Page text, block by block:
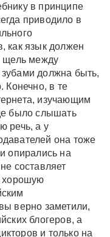
в принципе
приводило в
как язык должен
щель между
должна быть,
Конечно, в те
изучающим
было слышать
речь, а у
она тоже
опирались на
составляет
хорошую
верно заметили,
блогеров, а
и только на